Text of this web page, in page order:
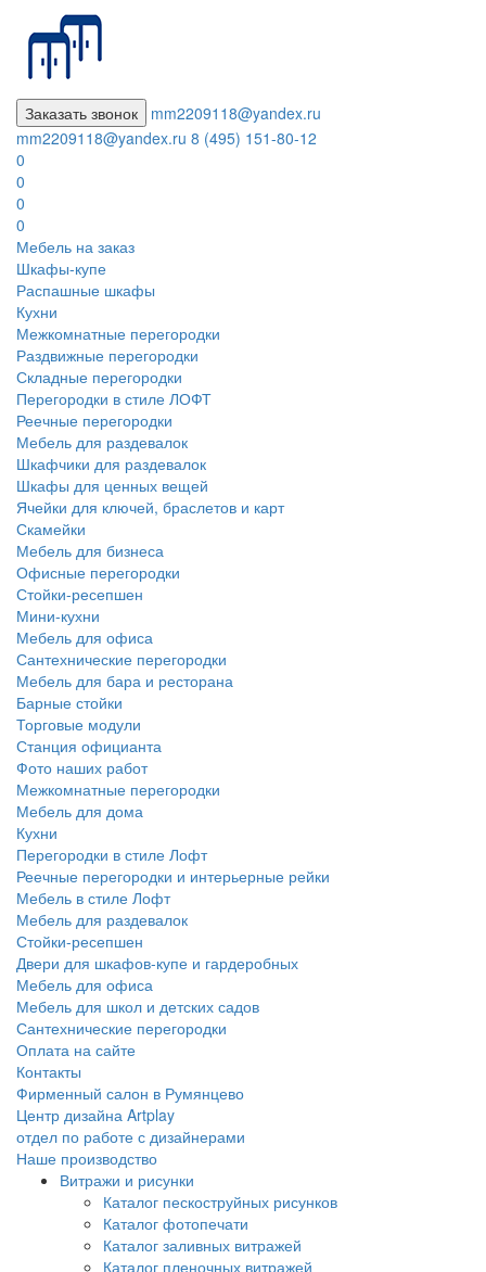
Заказать звонок
mm2209118@yandex.ru
mm2209118@yandex.ru 8 (495) 151-80-12
0
0
0
0
Мебель на заказ
Шкафы-купе
Распашные шкафы
Кухни
Межкомнатные перегородки
Раздвижные перегородки
Складные перегородки
Перегородки в стиле ЛОФТ
Реечные перегородки
Мебель для раздевалок
Шкафчики для раздевалок
Шкафы для ценных вещей
Ячейки для ключей, браслетов и карт
Скамейки
Мебель для бизнеса
Офисные перегородки
Стойки-ресепшен
Мини-кухни
Мебель для офиса
Сантехнические перегородки
Мебель для бара и ресторана
Барные стойки
Торговые модули
Станция официанта
Фото наших работ
Межкомнатные перегородки
Мебель для дома
Кухни
Перегородки в стиле Лофт
Реечные перегородки и интерьерные рейки
Мебель в стиле Лофт
Мебель для раздевалок
Стойки-ресепшен
Двери для шкафов-купе и гардеробных
Мебель для офиса
Мебель для школ и детских садов
Сантехнические перегородки
Оплата на сайте
Контакты
Фирменный салон в Румянцево
Центр дизайна Artplay
отдел по работе с дизайнерами
Наше производство
Витражи и рисунки
Каталог пескоструйных рисунков
Каталог фотопечати
Каталог заливных витражей
Каталог пленочных витражей